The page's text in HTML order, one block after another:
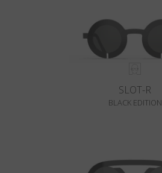
SLOT-R
BLACK EDITION